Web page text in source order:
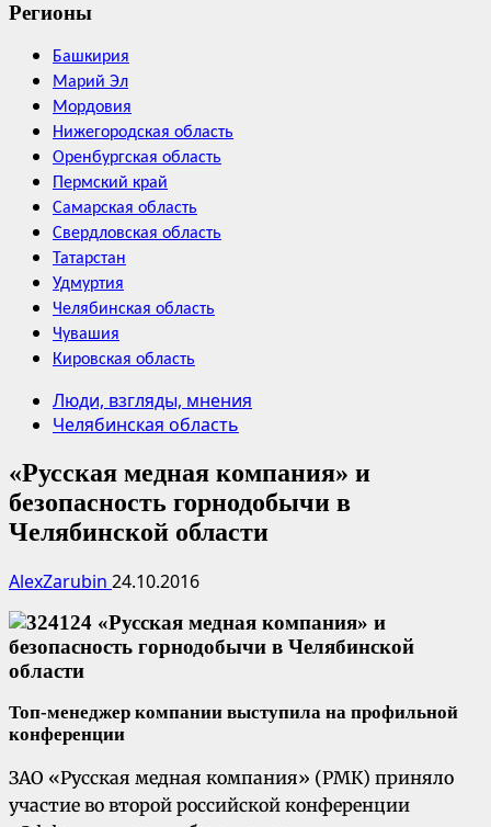
Регионы
Башкирия
Марий Эл
Мордовия
Нижегородская область
Оренбургская область
Пермский край
Самарская область
Свердловская область
Татарстан
Удмуртия
Челябинская область
Чувашия
Кировская область
Люди, взгляды, мнения
Челябинская область
«Русская медная компания» и
безопасность горнодобычи в
Челябинской области
AlexZarubin 24.10.2016
Топ-менеджер компании выступила на профильной
конференции
ЗАО «Русская медная компания» (РМК) приняло
участие во второй российской конференции